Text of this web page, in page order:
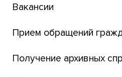
Платежи онлайн
Банк инициатив по
Вакансии
Прием обращений
Получение архивных